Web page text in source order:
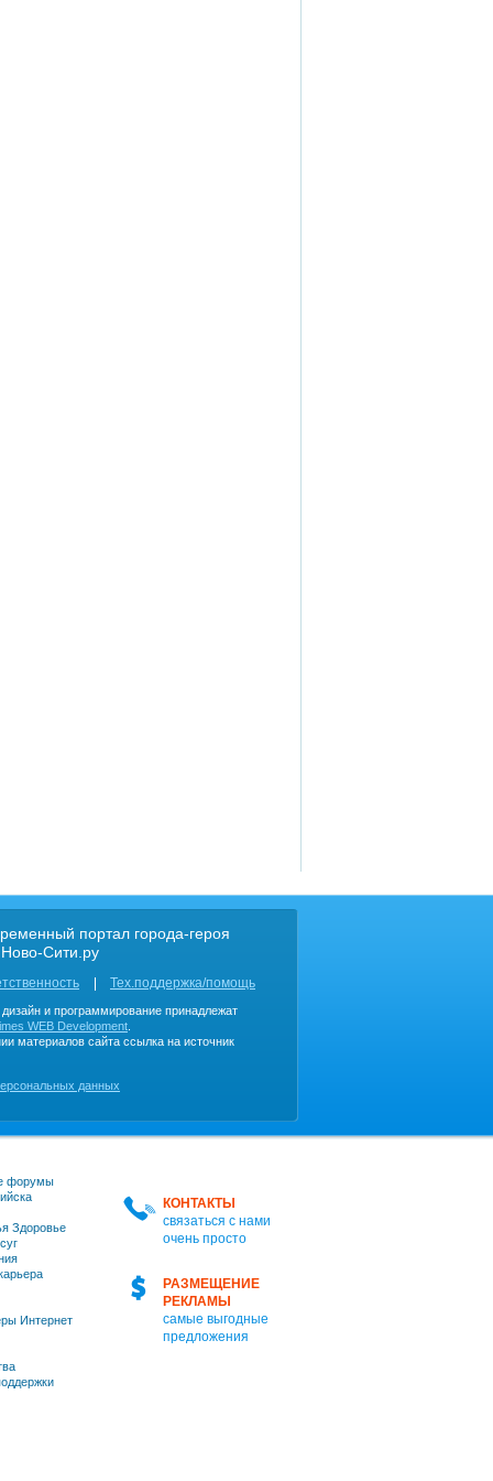
портал города-героя
Сити.ру
Тех.поддержка/помощь
дизайн и программирование принадлежат
WEB Development
материалов сайта ссылка на источник
данных
КОНТАКТЫ
связаться с нами
очень просто
РАЗМЕЩЕНИЕ
РЕКЛАМЫ
самые выгодные
предложения
форумы
Здоровье
Интернет